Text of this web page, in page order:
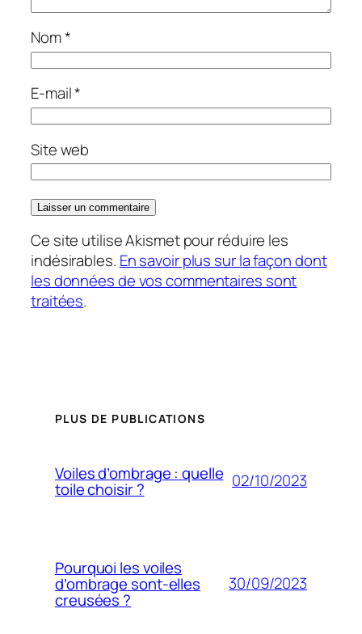
Nom*
E-mail*
Site web
Ce site utilise Akismet pour réduire les
indésirables. En savoir plus sur la façon dont
les données de vos commentaires sont
traitées.
PLUS DE PUBLICATIONS
Voiles d’ombrage : quelle
toile choisir ? 02/10/2023
Pourquoi les voiles
d’ombrage sont-elles
creusées ?
30/09/2023